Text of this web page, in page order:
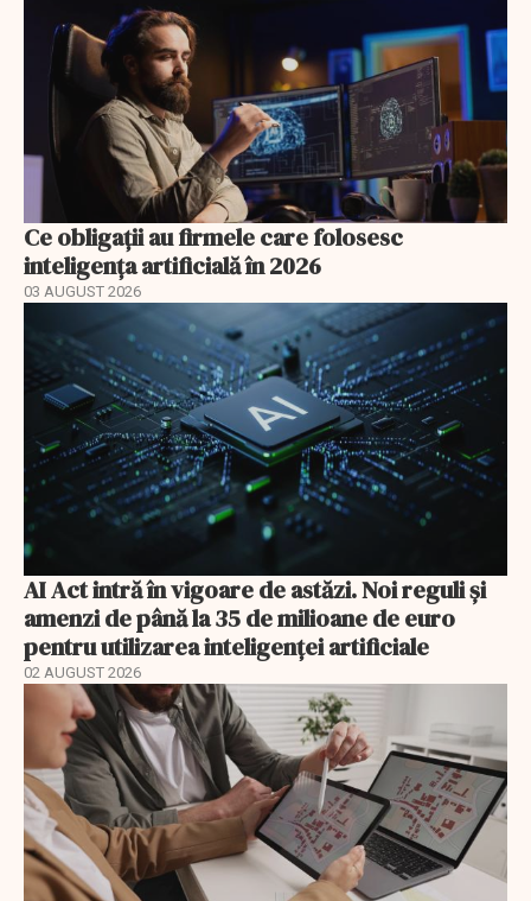
Ce obligații au firmele care folosesc
inteligența artificială în 2026
03 AUGUST 2026
AI Act intră în vigoare de astăzi. Noi reguli și
amenzi de până la 35 de milioane de euro
pentru utilizarea inteligenței artificiale
02 AUGUST 2026